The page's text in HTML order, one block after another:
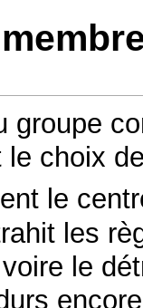
groupe
choix
le
les
le